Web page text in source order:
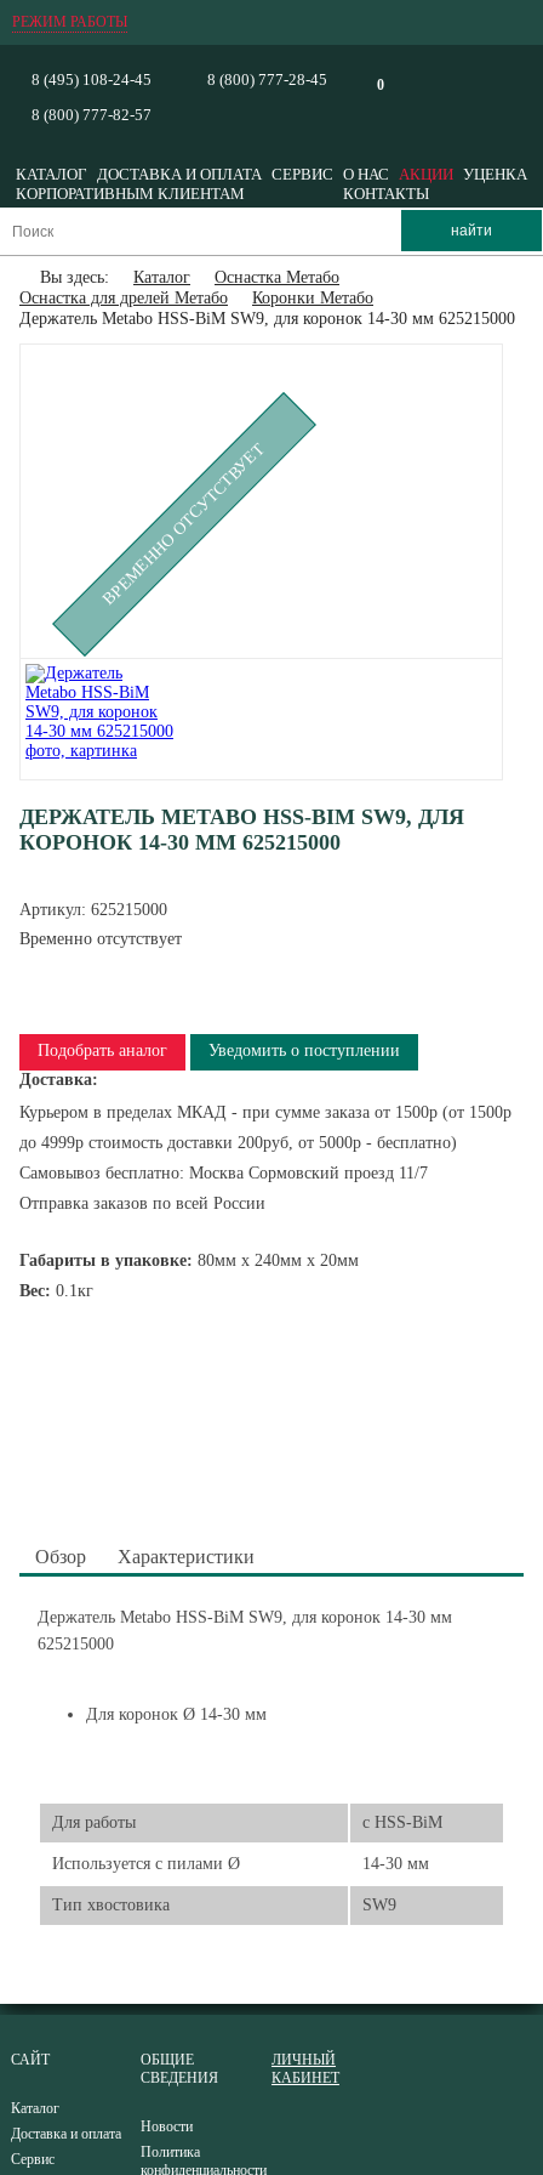
РЕЖИМ РАБОТЫ
0
8 (495) 108-24-45
8 (800) 777-82-57
8 (800) 777-28-45
КАТАЛОГ ДОСТАВКА И ОПЛАТА СЕРВИС О НАС АКЦИИ УЦЕНКА
КОРПОРАТИВНЫМ КЛИЕНТАМ
КОНТАКТЫ
Вы здесь: Каталог
Оснастка Метабо
Оснастка для дрелей Метабо
Коронки Метабо
Держатель Metabo HSS-BiM SW9, для коронок 14-30 мм 625215000
ВРЕМЕННО ОТСУТСТВУЕТ
ДЕРЖАТЕЛЬ METABO HSS-BIM SW9, ДЛЯ
КОРОНОК 14-30 ММ 625215000
Артикул: 625215000
Временно отсутствует
Подобрать аналог
Уведомить о поступлении
Доставка:
Курьером в пределах МКАД - при сумме заказа от 1500р (от 1500р
до 4999р стоимость доставки 200руб, от 5000р - бесплатно)
Самовывоз бесплатно: Москва Сормовский проезд 11/7
Отправка заказов по всей России
Габариты в упаковке: 80мм x 240мм x 20мм
Вес: 0.1кг
Обзор Характеристики
Держатель Metabo HSS-BiM SW9, для коронок 14-30 мм
625215000
Для коронок Ø 14-30 мм
Для работы с HSS-BiM
Используется с пилами Ø 14-30 мм
Тип хвостовика SW9
САЙТ
Каталог
Доставка и оплата
Сервис
ОБЩИЕ
СВЕДЕНИЯ
Новости
Политика
конфиденциальности
ЛИЧНЫЙ
КАБИНЕТ